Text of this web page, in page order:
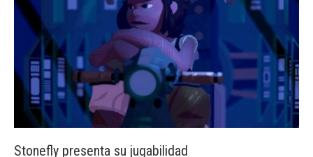
Stonefly presenta su jugabilidad